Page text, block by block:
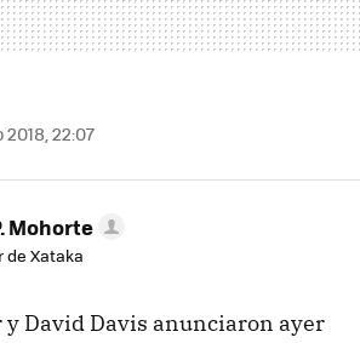
22:07
Mohorte
de Xataka
David Davis anunciaron ayer